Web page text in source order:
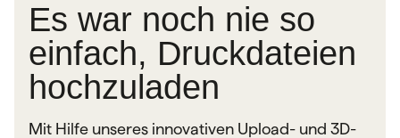
Es war noch nie so
einfach, Druckdateien
hochzuladen
Mit Hilfe unseres innovativen Upload- und 3D-